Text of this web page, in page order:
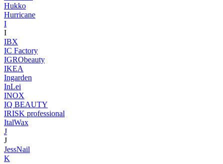
Hukko
Hurricane
I
I
IBX
IC Factory
IGRObeauty
IKEA
Ingarden
InLei
INOX
IQ BEAUTY
IRISK professional
ItalWax
J
J
JessNail
K